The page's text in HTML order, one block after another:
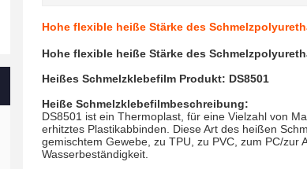
Hohe flexible heiße Stärke des
Hohe flexible heiße Stärke des
Heißes Schmelzklebefilm Produkt: DS8501
Heiße Schmelzklebefilmbeschreibung:
DS8501 ist ein Thermoplast, für eine Vielzahl von
erhitztes Plastikabbinden. Diese Art des heißen
gemischtem Gewebe, zu TPU, zu PVC, zum PC/zur
Wasserbeständigkeit.